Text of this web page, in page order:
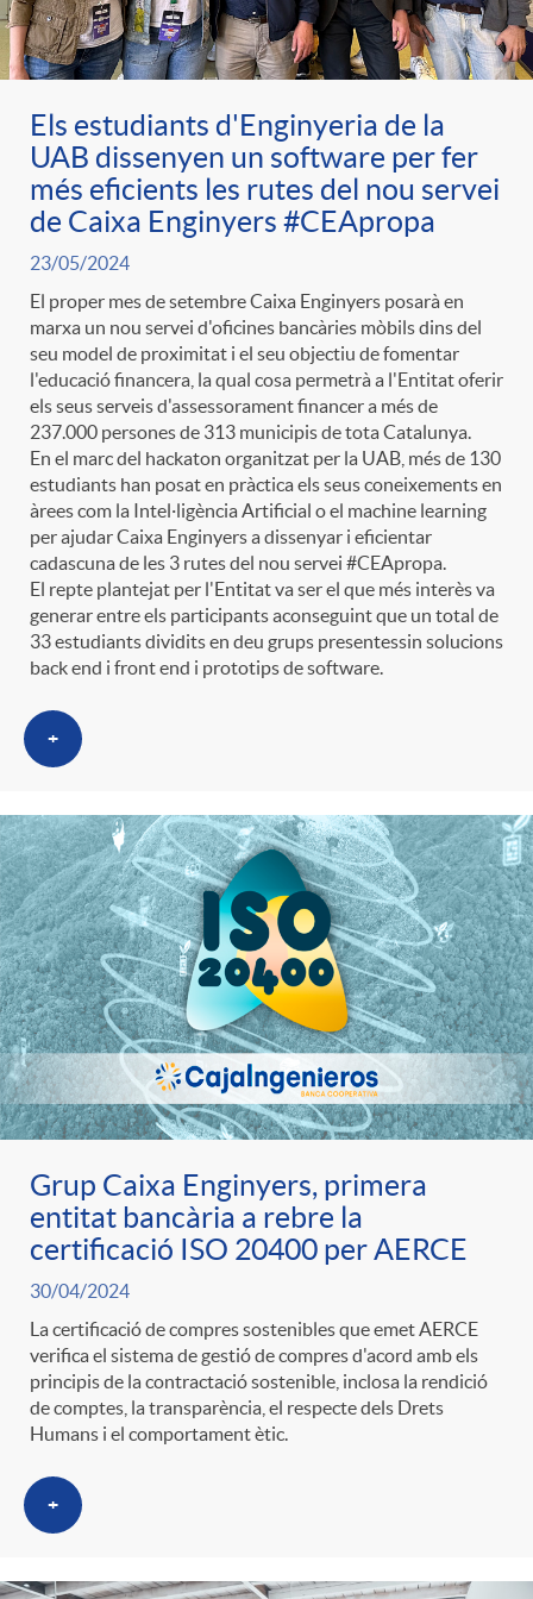
r
a
S
a
l
a
d
e
p
r
e
n
s
a
ó
p
e
r
c
a
t
e
g
o
i
e
s
t
e
n
i
d
o
A
n
c
l
F
i
l
t
r
o
C
a
t
l
c
a
d
o
r
d
e
c
o
n
t
i
n
g
u
t
s
Els estudiants d'Enginyeria de la
UAB dissenyen un software per fer
més eficients les rutes del nou servei
de Caixa Enginyers #CEApropa
23/05/2024
El proper mes de setembre Caixa Enginyers posarà en
marxa un nou servei d'oficines bancàries mòbils dins del
seu model de proximitat i el seu objectiu de fomentar
l'educació financera, la qual cosa permetrà a l'Entitat oferir
els seus serveis d'assessorament financer a més de
237.000 persones de 313 municipis de tota Catalunya.
En el marc del hackaton organitzat per la UAB, més de 130
estudiants han posat en pràctica els seus coneixements en
àrees com la Intel·ligència Artificial o el machine learning
per ajudar Caixa Enginyers a dissenyar i eficientar
cadascuna de les 3 rutes del nou servei #CEApropa.
El repte plantejat per l'Entitat va ser el que més interès va
generar entre els participants aconseguint que un total de
33 estudiants dividits en deu grups presentessin solucions
back end i front end i prototips de software.
+
Grup Caixa Enginyers, primera
entitat bancària a rebre la
certificació ISO 20400 per AERCE
30/04/2024
La certificació de compres sostenibles que emet AERCE
verifica el sistema de gestió de compres d'acord amb els
principis de la contractació sostenible, inclosa la rendició
de comptes, la transparència, el respecte dels Drets
Humans i el comportament ètic.
+